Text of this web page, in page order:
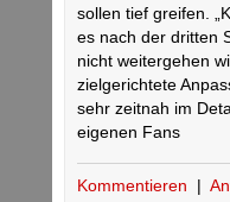
sollen tief greifen.
es nach der dritten
nicht weitergehen
zielgerichtete
sehr zeitnah im
eigenen Fans
Kommentieren |